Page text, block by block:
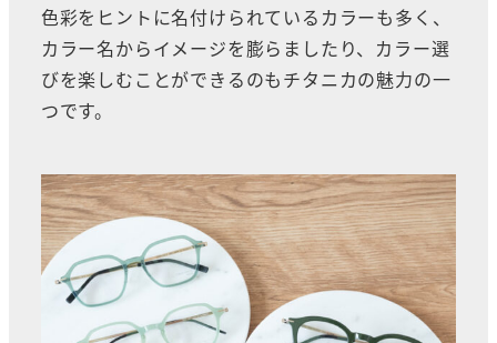
色彩をヒントに名付けられているカラーも多く、
カラー名からイメージを膨らましたり、カラー選
びを楽しむことができるのもチタニカの魅力の一
つです。